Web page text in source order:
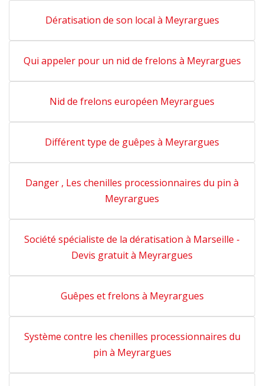
Dératisation de son local à Meyrargues
Qui appeler pour un nid de frelons à Meyrargues
Nid de frelons européen Meyrargues
Différent type de guêpes à Meyrargues
Danger , Les chenilles processionnaires du pin à
Meyrargues
Société spécialiste de la dératisation à Marseille -
Devis gratuit à Meyrargues
Guêpes et frelons à Meyrargues
Système contre les chenilles processionnaires du
pin à Meyrargues